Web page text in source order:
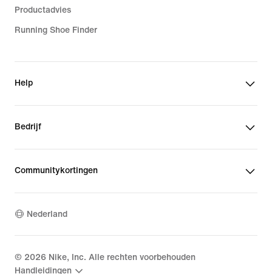
Productadvies
Running Shoe Finder
Help
Bedrijf
Communitykortingen
Nederland
© 2026 Nike, Inc. Alle rechten voorbehouden
Handleidingen